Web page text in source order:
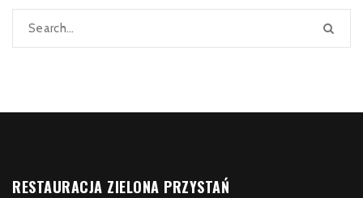
RESTAURACJA ZIELONA PRZYSTAŃ